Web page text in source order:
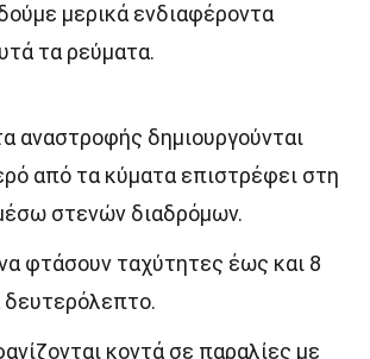
μερικά ενδιαφέροντα
τα ρεύματα.
αναστροφής δημιουργούνται
από τα κύματα επιστρέφει στη
στενών διαδρόμων.
φτάσουν ταχύτητες έως και 8
δευτερόλεπτο.
κοντά σε παραλίες με